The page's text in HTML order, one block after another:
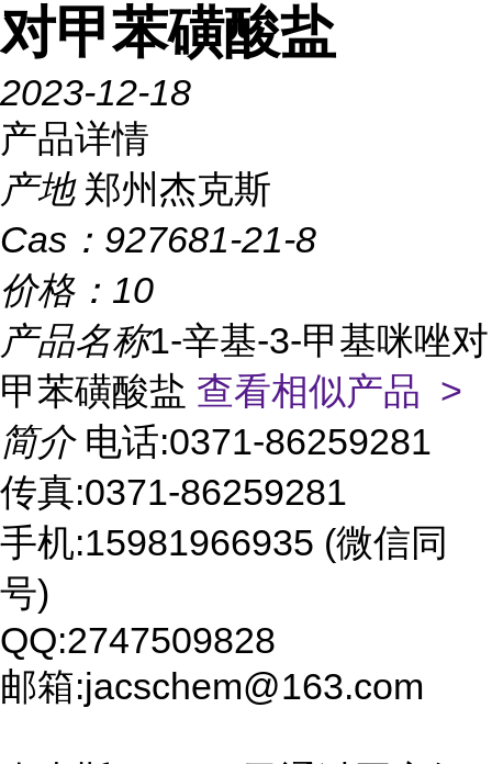
对甲苯磺酸盐
2023-12-18
产品详情
产地 郑州杰克斯
Cas： 927681-21-8
价格： 10
产品名称1-辛基-3-甲基咪唑对
甲苯磺酸盐 查看相似产品 >
简介 电话:0371-86259281
传真:0371-86259281
手机:15981966935 (微信同
号)
QQ:2747509828
邮箱:jacschem@163.com